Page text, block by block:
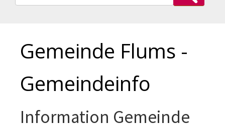
Gemeinde Flums -
Gemeindeinfo
Information Gemeinde